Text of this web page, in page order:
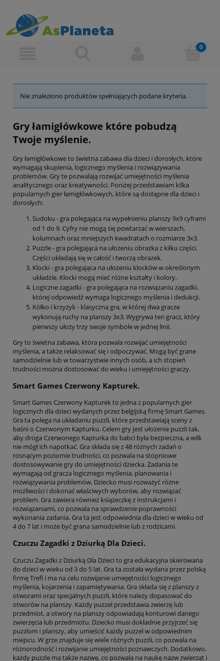
Nie znaleziono produktów spełniających podane kryteria.
Gry łamigłówkowe które pobudzą
Twoje myślenie.
Gry łamigłówkowe to świetna zabawa dla dzieci i dorosłych, które
wymagają skupienia, logicznego myślenia i rozwiązywania
problemów. Gry te pozwalają rozwijać umiejętności myślenia
analitycznego oraz kreatywności. Poniżej przedstawiam kilka
popularnych gier łamigłówkowych, które są dostępne dla dzieci i
dorosłych:
Sudoku - gra polegająca na wypełnieniu planszy 9x9 cyframi
od 1 do 9. Cyfry nie mogą się powtarzać w wierszach,
kolumnach oraz mniejszych kwadratach o rozmiarze 3x3.
Puzzle - gra polegająca na ułożeniu obrazka z kilku części.
Części układają się w całość i tworzą obrazek.
Klocki - gra polegająca na ułożeniu klocków w określonym
układzie. Klocki mogą mieć różne kształty i kolory.
Logiczne zagadki - gra polegająca na rozwiązaniu zagadki,
której odpowiedź wymaga logicznego myślenia i dedukcji.
Kółko i krzyżyk - klasyczna gra, w której dwa gracze
wykonują ruchy na planszy 3x3. Wygrywa ten gracz, który
pierwszy ułoży trzy swoje symbole w jednej linii.
Gry to świetna zabawa, która pozwala rozwijać umiejętności
myślenia, a także relaksować się i odpoczywać. Mogą być grane
samodzielnie lub w towarzystwie innych osób, a ich stopień
trudności można dostosować do wieku i umiejętności graczy.
Smart Games Czerwony Kapturek.
Smart Games Czerwony Kapturek to jedna z popularnych gier
logicznych dla dzieci wydanych przez belgijską firmę Smart Games.
Gra ta polega na układaniu puzzli, które przedstawiają sceny z
baśni o Czerwonym Kapturku. Celem gry jest ułożenie puzzli tak,
aby droga Czerwonego Kapturka do babci była bezpieczna, a wilk
nie mógł ich napotkać. Gra składa się z 48 różnych zadań o
rosnącym poziomie trudności, co pozwala na stopniowe
dostosowywanie gry do umiejętności dziecka. Zadania te
wymagają od gracza logicznego myślenia, planowania i
rozwiązywania problemów. Dziecko musi rozważyć różne
możliwości i dokonać właściwych wyborów, aby rozwiązać
problem. Gra zawiera również książeczkę z instrukcjami i
rozwiązaniami, co pozwala na sprawdzenie poprawności
wykonania zadania. Gra ta jest odpowiednia dla dzieci w wieku od
4 do 7 lat i może być grana samodzielnie lub z rodzicami.
Czuczu Zagadki z Dziurką Dla Dzieci.
Czuczu Zagadki z Dziurką Dla Dzieci to gra edukacyjna skierowana
do dzieci w wieku od 3 do 5 lat. Gra ta została wydana przez polską
firmę Trefl i ma na celu rozwijanie umiejętności logicznego
myślenia, kojarzenia i zapamiętywania. Gra składa się z planszy z
otworami oraz specjalnych puzzli, które należy dopasować do
otworów na planszy. Każdy puzzel przedstawia zwierzę lub
przedmiot, a otwory na planszy odpowiadają konturowi danego
zwierzęcia lub przedmiotu. Dziecko musi dokładnie przyjrzeć się
puzzlom i planszy, aby umieścić każdy puzzel w odpowiednim
miejscu. W grze znajduje się wiele różnych puzzli, co pozwala na
różnorodność i rozwijanie umiejętności poznawczych. Dodatkowo,
każdy puzzle ma także nazwę, co pozwala na naukę nazw zwierząt i